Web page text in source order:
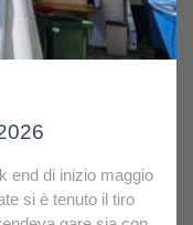
end di inizio maggio
si è tenuto il tiro